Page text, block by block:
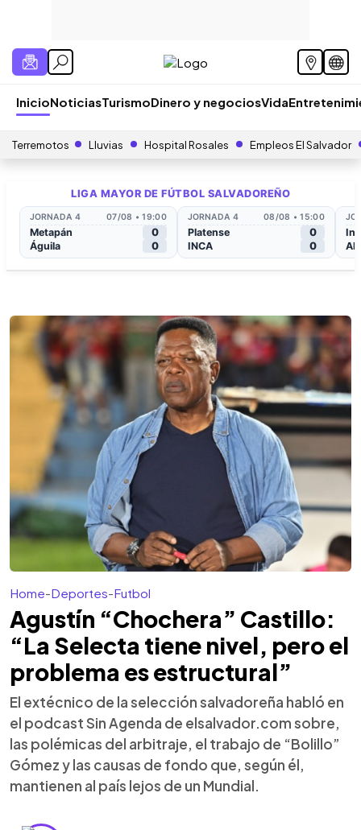
InicioNoticiasTurismoDinero y negociosVida
Terremotos Lluvias Hospital Rosales Empleos El Salvador
Home-Deportes-Futbol
Agustín “Chochera” Castillo:
“La Selecta tiene nivel, pero el
problema es estructural”
El extécnico de la selección salvadoreña habló en
el podcast Sin Agenda de elsalvador.com sobre,
las polémicas del arbitraje, el trabajo de “Bolillo”
Gómez y las causas de fondo que, según él,
mantienen al país lejos de un Mundial.